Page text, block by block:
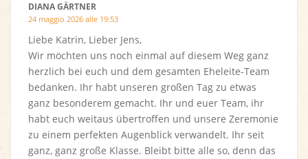
DIANA GÄRTNER
24 maggio 2026 alle 19:53
Liebe Katrin, Lieber Jens,
Wir möchten uns noch einmal auf diesem Weg ganz
herzlich bei euch und dem gesamten Eheleite-Team
bedanken. Ihr habt unseren großen Tag zu etwas
ganz besonderem gemacht. Ihr und euer Team, ihr
habt euch weitaus übertroffen und unsere Zeremonie
zu einem perfekten Augenblick verwandelt. Ihr seit
ganz, ganz große Klasse. Bleibt bitte alle so, denn das